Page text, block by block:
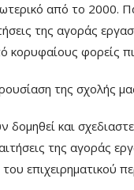
από το 2000.
της αγοράς
κορυφαίους φορείς
της σχολής
και
της αγοράς
επιχειρηματικού